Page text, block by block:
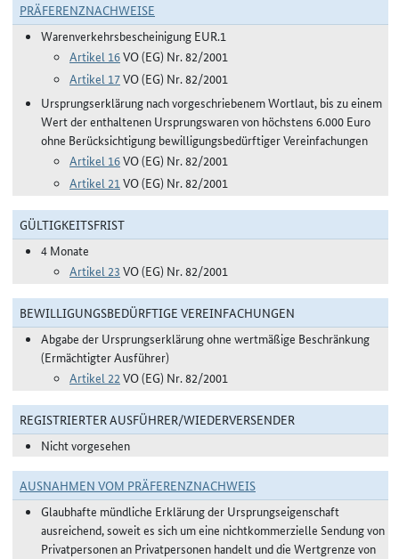
PRÄFERENZNACHWEISE
Warenverkehrsbescheinigung EUR.1
Artikel 16VO (EG) Nr. 82/2001
Artikel 17VO (EG) Nr. 82/2001
Ursprungserklärung nach vorgeschriebenem Wortlaut, bis zu einem
Wert der enthaltenen Ursprungswaren von höchstens 6.000 Euro
ohne Berücksichtigung bewilligungsbedürftiger Vereinfachungen
Artikel 16VO (EG) Nr. 82/2001
Artikel 21VO (EG) Nr. 82/2001
GÜLTIGKEITSFRIST
4 Monate
Artikel 23 VO (EG) Nr. 82/2001
BEWILLIGUNGSBEDÜRFTIGE VEREINFACHUNGEN
Abgabe der Ursprungserklärung ohne wertmäßige Beschränkung
(Ermächtigter Ausführer)
Artikel 22 VO (EG) Nr. 82/2001
REGISTRIERTER AUSFÜHRER/WIEDERVERSENDER
Nicht vorgesehen
AUSNAHMEN VOM PRÄFERENZNACHWEIS
Glaubhafte mündliche Erklärung der Ursprungseigenschaft
ausreichend, soweit es sich um eine nichtkommerzielle Sendung von
Privatpersonen an Privatpersonen handelt und die Wertgrenze von